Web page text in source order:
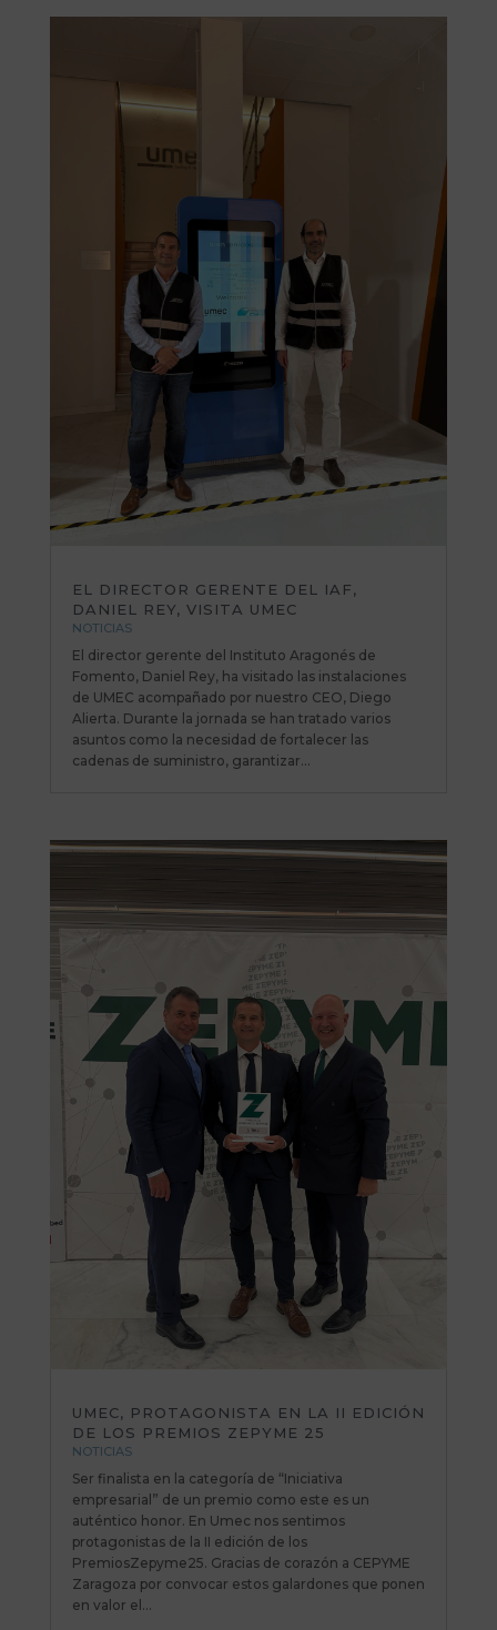
EL DIRECTOR GERENTE DEL IAF,
DANIEL REY, VISITA UMEC
NOTICIAS
El director gerente del Instituto Aragonés de
Fomento, Daniel Rey, ha visitado las instalaciones
de UMEC acompañado por nuestro CEO, Diego
Alierta. Durante la jornada se han tratado varios
asuntos como la necesidad de fortalecer las
cadenas de suministro, garantizar...
UMEC, PROTAGONISTA EN LA II EDICIÓN
DE LOS PREMIOS ZEPYME 25
NOTICIAS
Ser finalista en la categoría de “Iniciativa
empresarial” de un premio como este es un
auténtico honor. En Umec nos sentimos
protagonistas de la II edición de los
PremiosZepyme25. Gracias de corazón a CEPYME
Zaragoza por convocar estos galardones que ponen
en valor el...